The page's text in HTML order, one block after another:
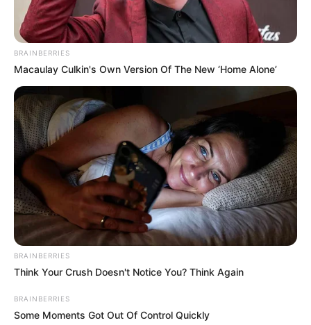
BRAINBERRIES
Macaulay Culkin's Own Version Of The New ‘Home Alone’
BRAINBERRIES
Think Your Crush Doesn't Notice You? Think Again
BRAINBERRIES
Some Moments Got Out Of Control Quickly